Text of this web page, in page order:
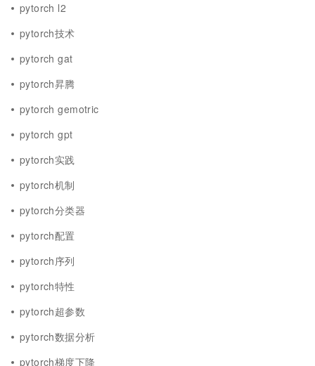
pytorch l2
pytorch技术
pytorch gat
pytorch昇腾
pytorch gemotric
pytorch gpt
pytorch实践
pytorch机制
pytorch分类器
pytorch配置
pytorch序列
pytorch特性
pytorch超参数
pytorch数据分析
pytorch梯度下降